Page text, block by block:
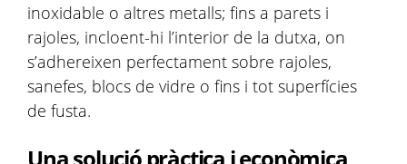
inoxidable o altres metalls; fins a parets i
rajoles, incloent-hi l’interior de la dutxa, on
s’adhereixen perfectament sobre rajoles,
sanefes, blocs de vidre o fins i tot superfícies
de fusta.
Una solució pràctica i econòmica